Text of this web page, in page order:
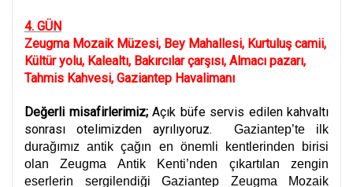
4. GÜN
Zeugma Mozaik Müzesi, Bey Mahallesi, Kurtuluş camii,
Kültür yolu, Kalealtı, Bakırcılar çarşısı, Almacı pazarı,
Tahmis Kahvesi, Gaziantep Havalimanı
Değerli misafirlerimiz;Açık büfe servis edilen kahvaltı
sonrası otelimizden ayrılıyoruz.
Gaziantep’te ilk
durağımız antik çağın en önemli kentlerinden birisi
olan Zeugma Antik Kenti’nden çıkartılan zengin
eserlerin sergilendiği Gaziantep Zeugma Mozaik